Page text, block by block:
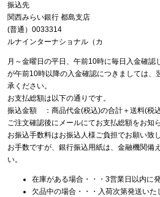
振込先
関西みらい銀行 都島支店
(普通）0033314
ルナインターナショナル（カ
月～金曜日の平日、午前10時に毎日入金確認
が午前10時以降の入金確認につきましては、
承ください。
お支払総額は以下の通りです。
振込金額 ：商品代金(税込)の合計＋送料(税
ご注文確認後にメールにてお支払総額をお知
お振込手数料はお振込人様ご負担でお願い致し
お手数ですが、銀行振込用紙は、金融機関備
い。
在庫がある場合・・・3営業日以内に
欠品中の場合・・・入荷次第発送いた